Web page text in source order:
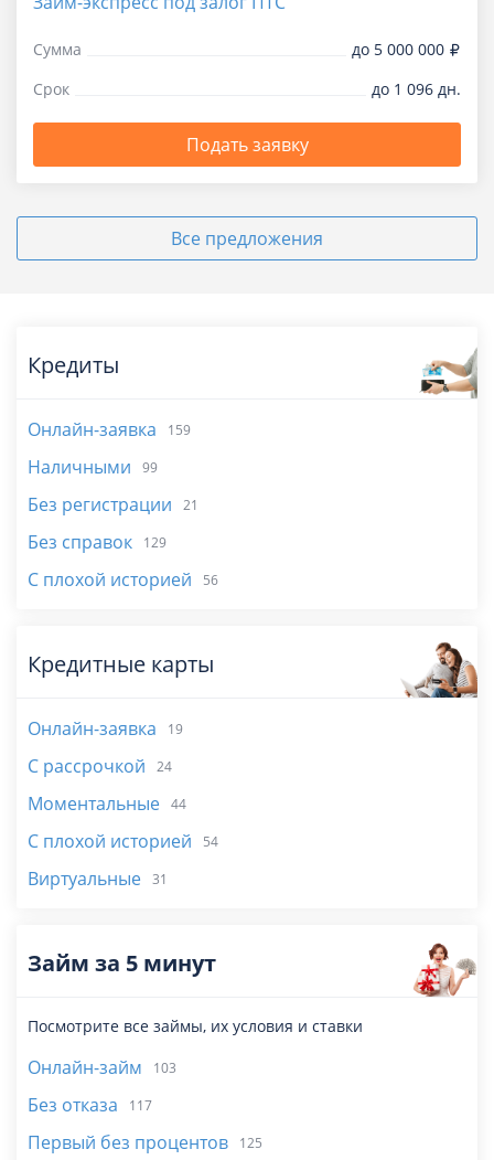
Сумма
до 5 000 000
Срок
до 1 096 дн.
Подать заявку
Все предложения
Кредиты
Онлайн-заявка 159
Наличными 99
Без регистрации 21
Без справок 129
С плохой историей 56
Кредитные карты
Онлайн-заявка 19
С рассрочкой 24
Моментальные 44
С плохой историей 54
Виртуальные 31
Займ за 5 минут
Посмотрите все займы, их условия и ставки
Онлайн-займ 103
Без отказа 117
Первый без процентов 125